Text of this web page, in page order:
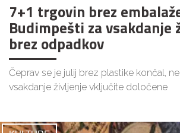
7+1 trgovin brez
Budimpešti za vsakdanje
brez odpadkov
Čeprav se je julij brez plastike končal,
vsakdanje življenje vključite določene